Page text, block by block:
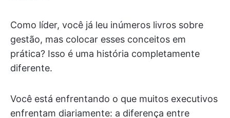
Como líder, você já leu inúmeros livros sobre
gestão, mas colocar esses conceitos em
prática? Isso é uma história completamente
diferente.
Você está enfrentando o que muitos executivos
enfrentam diariamente: a diferença entre